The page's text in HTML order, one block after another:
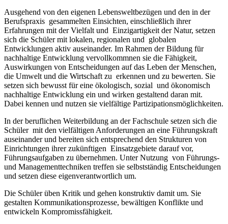
Ausgehend von den eigenen Lebensweltbezügen und den in der
Berufspraxis gesammelten Einsichten, einschließlich ihrer
Erfahrungen mit der Vielfalt und Einzigartigkeit der Natur, setzen
sich die Schüler mit lokalen, regionalen und globalen
Entwicklungen aktiv auseinander. Im Rahmen der Bildung für
nachhaltige Entwicklung vervollkommnen sie die Fähigkeit,
Auswirkungen von Entscheidungen auf das Leben der Menschen,
die Umwelt und die Wirtschaft zu erkennen und zu bewerten. Sie
setzen sich bewusst für eine ökologisch, sozial und ökonomisch
nachhaltige Entwicklung ein und wirken gestaltend daran mit.
Dabei kennen und nutzen sie vielfältige Partizipationsmöglichkeiten.
In der beruflichen Weiterbildung an der Fachschule setzen sich die
Schüler mit den vielfältigen Anforderungen an eine Führungskraft
auseinander und bereiten sich entsprechend den Strukturen von
Einrichtungen ihrer zukünftigen Einsatzgebiete darauf vor,
Führungsaufgaben zu übernehmen. Unter Nutzung von Führungs-
und Managementtechniken treffen sie selbstständig Entscheidungen
und setzen diese eigenverantwortlich um.
Die Schüler üben Kritik und gehen konstruktiv damit um. Sie
gestalten Kommunikationsprozesse, bewältigen Konflikte und
entwickeln Kompromissfähigkeit.